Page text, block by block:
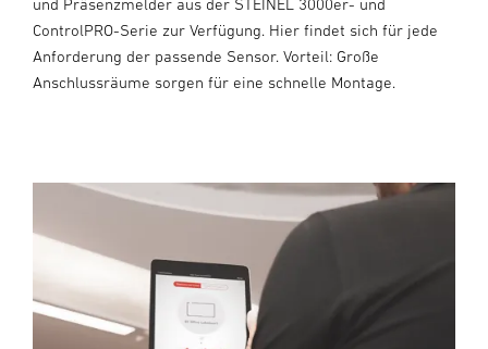
ControlPRO-Serie zur Verfügung. Hier findet sich für jede
Anforderung der passende Sensor. Vorteil: Große
Anschlussräume sorgen für eine schnelle Montage.